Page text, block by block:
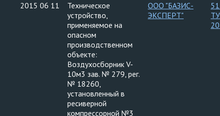
2015 06 11
Техническое
устройство,
применяемое на
опасном
производственном
объекте:
Воздухосборник V-
10м3 зав. № 279, рег.
№ 18260,
установленный в
ресиверной
компрессорной №3
ООО "БАЗИС-
ЭКСПЕРТ"